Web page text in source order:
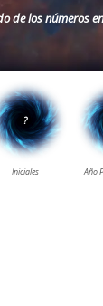
de los números